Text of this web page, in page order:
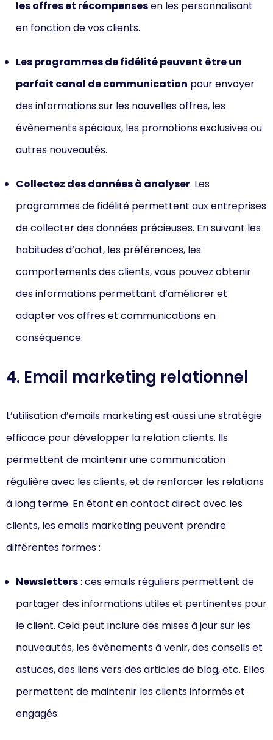
les offres et récompensesen les personnalisant
en fonction de vos clients.
Les programmes de fidélité peuvent être un
parfait canal de communication pour envoyer
des informations sur les nouvelles offres, les
évènements spéciaux, les promotions exclusives ou
autres nouveautés.
Collectez des données à analyser. Les
programmes de fidélité permettent aux entreprises
de collecter des données précieuses. En suivant les
habitudes d’achat, les préférences, les
comportements des clients, vous pouvez obtenir
des informations permettant d’améliorer et
adapter vos offres et communications en
conséquence.
4. Email marketing relationnel
L’utilisation d’emails marketing est aussi une stratégie
efficace pour développer la relation clients. Ils
permettent de maintenir une communication
régulière avec les clients, et de renforcer les relations
à long terme. En étant en contact direct avec les
clients, les emails marketing peuvent prendre
différentes formes :
Newsletters: ces emails réguliers permettent de
partager des informations utiles et pertinentes pour
le client. Cela peut inclure des mises à jour sur les
nouveautés, les évènements à venir, des conseils et
astuces, des liens vers des articles de blog, etc. Elles
permettent de maintenir les clients informés et
engagés.